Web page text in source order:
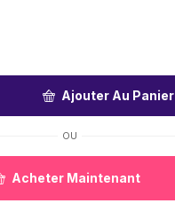
Ajouter Au Panier
OU
Acheter Maintenant